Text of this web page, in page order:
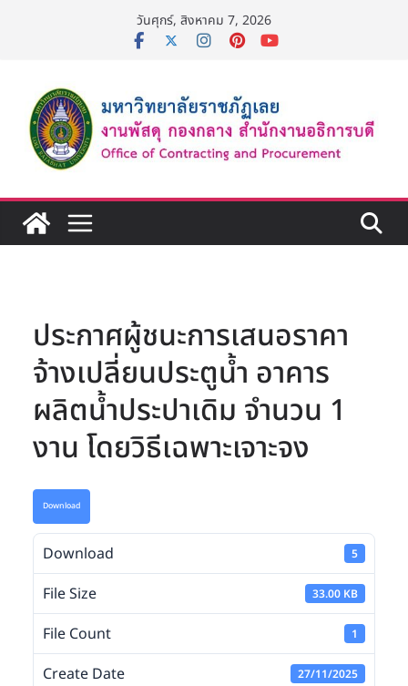
วันศุกร์, สิงหาคม 7, 2026
ประกาศผู้ชนะการเสนอราคา
จ้างเปลี่ยนประตูน้ำ อาคาร
ผลิตน้ำประปาเดิม จำนวน 1
งาน โดยวิธีเฉพาะเจาะจง
Download
Download 5
File Size 33.00 KB
File Count 1
Create Date 27/11/2025